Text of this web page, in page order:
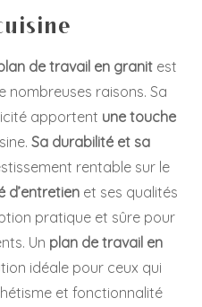
de travail en granitest
nombreuses raisons. Sa
apportent une touche
Sa durabilité et sa
rentable sur le
d’entretienet ses qualités
pratique et sûre pour
Un plan de travail en
idéale pour ceux qui
et fonctionnalité